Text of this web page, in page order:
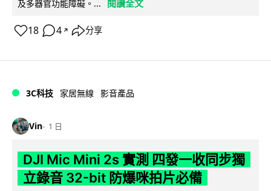
及多器官功能障礙。... 閱讀全文
18 4 ↗ 分享
3C科技 家居無線 影音產品
Vin 1 日
DJI Mic Mini 2s 實測 四發一收同步獨
立錄音 32-bit 防爆咪拍片必備